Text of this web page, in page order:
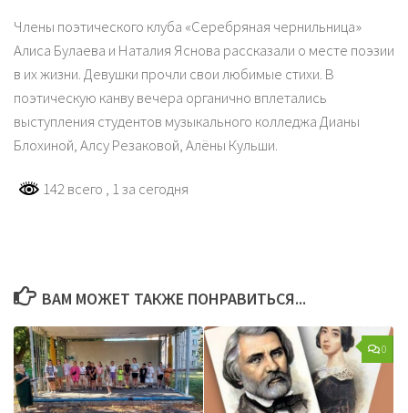
Члены поэтического клуба «Серебряная чернильница»
Алиса Булаева и Наталия Яснова рассказали о месте поэзии
в их жизни. Девушки прочли свои любимые стихи. В
поэтическую канву вечера органично вплетались
выступления студентов музыкального колледжа Дианы
Блохиной, Алсу Резаковой, Алёны Кульши.
142 всего , 1 за сегодня
ВАМ МОЖЕТ ТАКЖЕ ПОНРАВИТЬСЯ...
0